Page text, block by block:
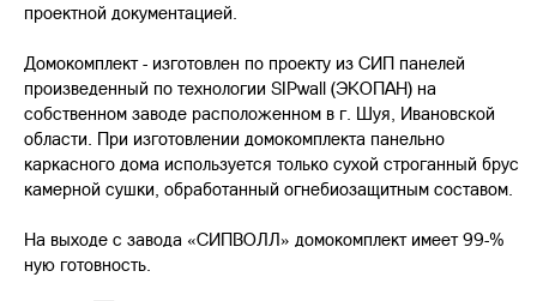
проектной документацией.
Домокомплект - изготовлен по проекту из СИП панелей
произведенный по технологии SIPwall (ЭКОПАН) на
собственном заводе расположенном в г. Шуя, Ивановской
области. При изготовлении домокомплекта панельно
каркасного дома используется только сухой строганный брус
камерной сушки, обработанный огнебиозащитным составом.
На выходе с завода «СИПВОЛЛ» домокомплект имеет 99-%
ную готовность.